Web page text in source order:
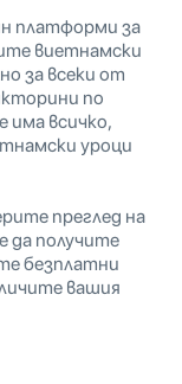
платформи за
виетнамски
за всеки от
по
има всичко,
уроци
преглед на
да получите
безплатни
вашия